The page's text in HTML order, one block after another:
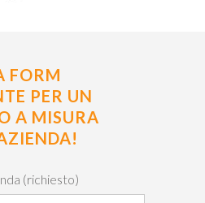
FORM
PER UN
A MISURA
(richiesto)